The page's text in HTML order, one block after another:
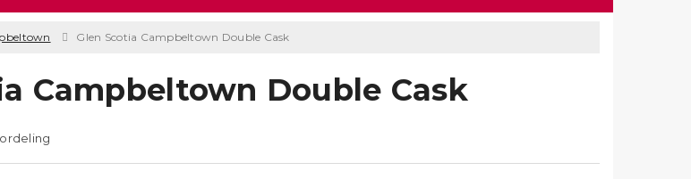
Glen Scotia Campbeltown Double Cask
Campbeltown Double Cask